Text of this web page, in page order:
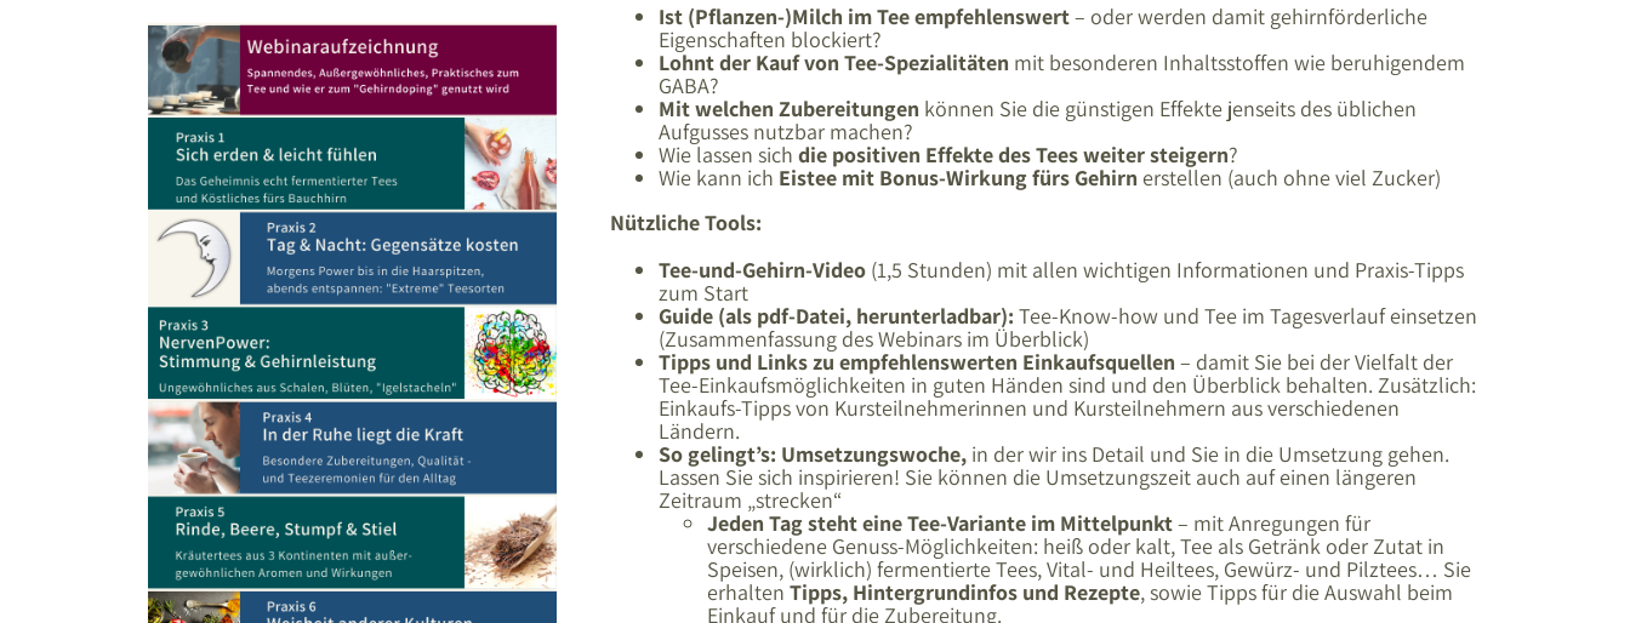
Ist (Pflanzen-)Milch im Tee empfehlenswert– oder werden damit gehirnförderliche
Eigenschaften blockiert?
Lohnt der Kauf von Tee-Spezialitäten mit besonderen Inhaltsstoffen wie beruhigendem
GABA?
Mit welchen Zubereitungen können Sie die günstigen Effekte jenseits des üblichen
Aufgusses nutzbar machen?
Wie lassen sichdie positiven Effekte des Tees weiter steigern?
Wie kann ich Eistee mit Bonus-Wirkung fürs Gehirn erstellen (auch ohne viel Zucker)
Nützliche Tools:
Tee-und-Gehirn-Video (1,5 Stunden) mit allen wichtigen Informationen und Praxis-Tipps
zum Start
Guide (als pdf-Datei, herunterladbar): Tee-Know-how und Tee im Tagesverlauf einsetzen
(Zusammenfassung des Webinars im Überblick)
Tipps und Links zu empfehlenswerten Einkaufsquellen – damit Sie bei der Vielfalt der
Tee-Einkaufsmöglichkeiten in guten Händen sind und den Überblick behalten. Zusätzlich:
Einkaufs-Tipps von Kursteilnehmerinnen und Kursteilnehmern aus verschiedenen
Ländern.
So gelingt’s: Umsetzungswoche, in der wir ins Detail und Sie in die Umsetzung gehen.
Lassen Sie sich inspirieren! Sie können die Umsetzungszeit auch auf einen längeren
Zeitraum „strecken“
Jeden Tag steht eine Tee-Variante im Mittelpunkt– mit Anregungen für
verschiedene Genuss-Möglichkeiten: heiß oder kalt, Tee als Getränk oder Zutat in
Speisen, (wirklich) fermentierte Tees, Vital- und Heiltees, Gewürz- und Pilztees… Sie
erhaltenTipps, Hintergrundinfos und Rezepte, sowie Tipps für die Auswahl beim
Einkauf und für die Zubereitung.